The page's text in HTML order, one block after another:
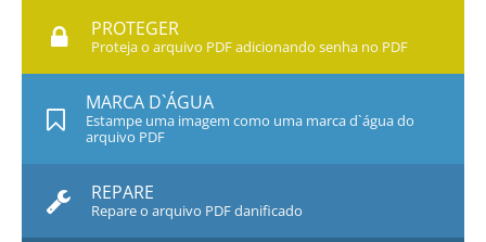
PROTEGER
Proteja o arquivo PDF adicionando senha no PDF
MARCA D`ÁGUA
Estampe uma imagem como uma marca d`água do
arquivo PDF
REPARE
Repare o arquivo PDF danificado